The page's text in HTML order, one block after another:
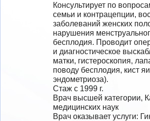
Консультирует по
семьи и контрацепции,
заболеваний женских
нарушения
бесплодия. Проводит
и диагностическое
матки, гистероскопия,
поводу бесплодия, кист
эндометриоза).
Стаж с 1999 г.
Врач высшей категории,
медицинских наук
Врач оказывает услуги: